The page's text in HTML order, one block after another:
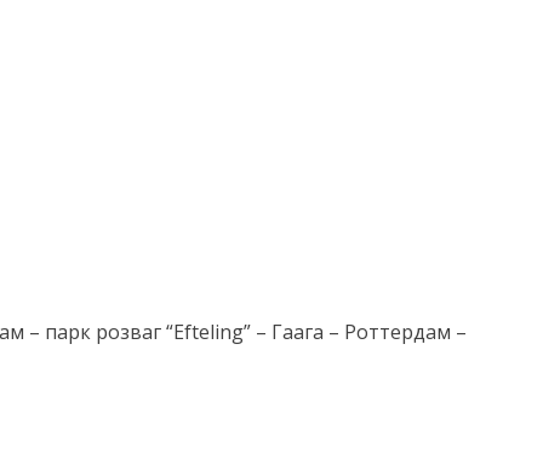
– парк розваг “Efteling” – Гаага – Роттердам –